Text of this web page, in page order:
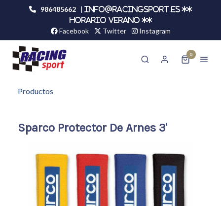
986485662 |
info@racingsport.es **
HORARIO VERANO **
Facebook Twitter Instagram
0
Productos
Sparco Protector De Arnes 3'